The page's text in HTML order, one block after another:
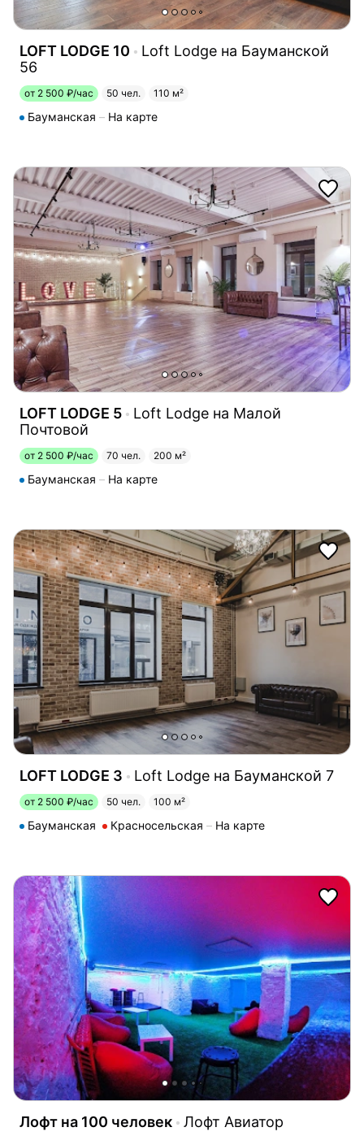
LOFT LODGE 10
Loft Lodge на Бауманской
56
от 2 500 ₽/час 50 чел. 110 м²
Бауманская На карте
LOFT LODGE 5
Loft Lodge на Малой
Почтовой
от 2 500 ₽/час 70 чел. 200 м²
Бауманская На карте
LOFT LODGE 3 Loft Lodge на Бауманской 7
от 2 500 ₽/час 50 чел. 100 м²
Бауманская Красносельская На карте
Лофт на 100 человек Лофт Авиатор